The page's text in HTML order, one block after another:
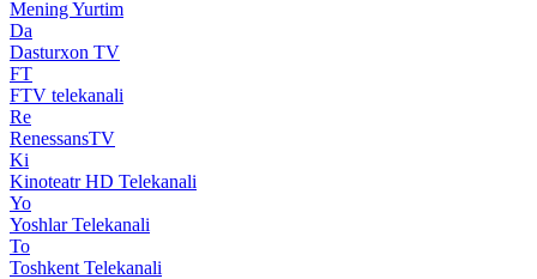
Mening Yurtim
Da
Dasturxon TV
FT
FTV telekanali
Re
RenessansTV
Ki
Kinoteatr HD Telekanali
Yo
Yoshlar Telekanali
To
Toshkent Telekanali